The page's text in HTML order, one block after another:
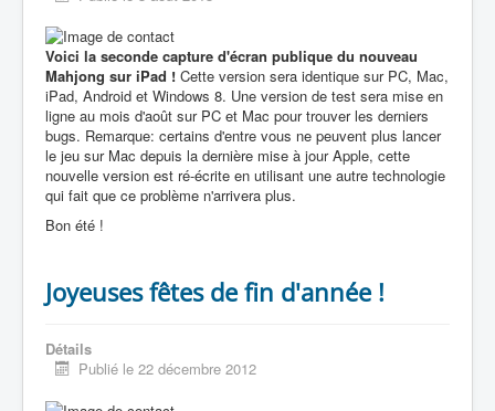
Voici la seconde capture d'écran publique du nouveau
Mahjong sur iPad ! Cette version sera identique sur PC, Mac,
iPad, Android et Windows 8. Une version de test sera mise en
ligne au mois d'août sur PC et Mac pour trouver les derniers
bugs. Remarque: certains d'entre vous ne peuvent plus lancer
le jeu sur Mac depuis la dernière mise à jour Apple, cette
nouvelle version est ré-écrite en utilisant une autre technologie
qui fait que ce problème n'arrivera plus.
Bon été !
Joyeuses fêtes de fin d'année !
Détails
Publié le 22 décembre 2012